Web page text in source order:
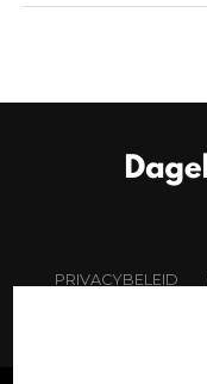
PRIVACYBELEID